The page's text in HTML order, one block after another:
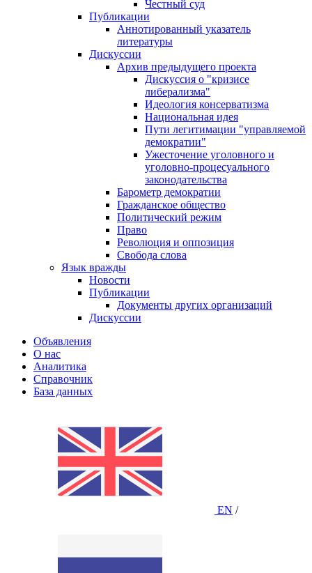
Честный суд
Публикации
Аннотированный указатель
литературы
Дискуссии
Архив предыдущего проекта
Дискуссия о "кризисе
либерализма"
Идеология консерватизма
Национальная идея
Пути легитимации "управляемой
демократии"
Ужесточение уголовного и
уголовно-процесуального
законодательства
Барометр демократии
Гражданское общество
Политический режим
Право
Революция и оппозиция
Свобода слова
Язык вражды
Новости
Публикации
Документы других организаций
Дискуссии
Объявления
О нас
Аналитика
Справочник
База данных
EN /